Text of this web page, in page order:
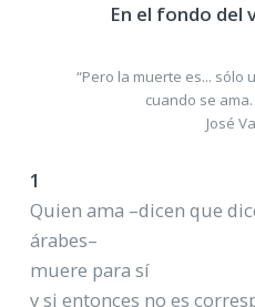
En el fondo del
“Pero la muerte es...
cuando se
José
1
Quien ama –dicen que
árabes–
muere para sí
y si entonces no es